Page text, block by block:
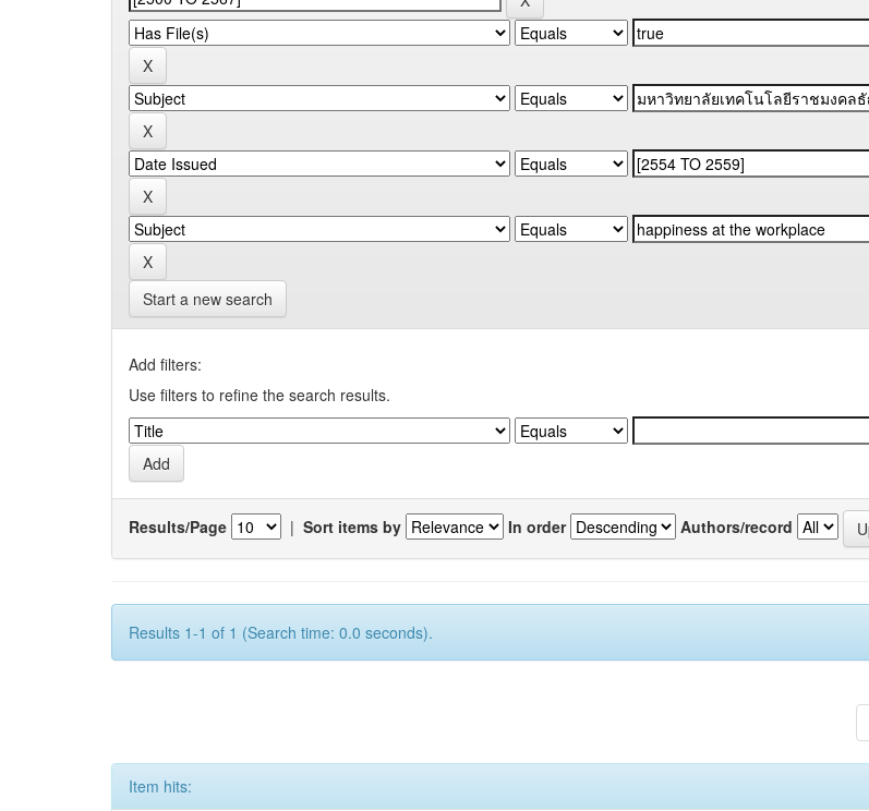
Start a new search
Add filters:
Use filters to refine the search results.
Results/Page | Sort items by In order Authors/record
Results 1-1 of 1 (Search time: 0.0 seconds).
Item hits: